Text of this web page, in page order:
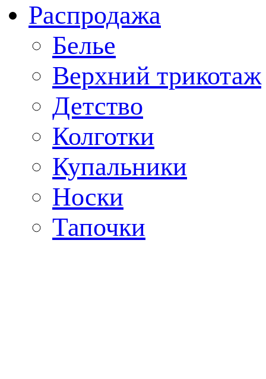
Распродажа
Белье
Верхний трикотаж
Детство
Колготки
Купальники
Носки
Тапочки